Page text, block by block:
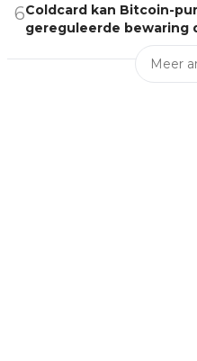
6Coldcard kan Bitcoin-
gereguleerde bewaring
Meer